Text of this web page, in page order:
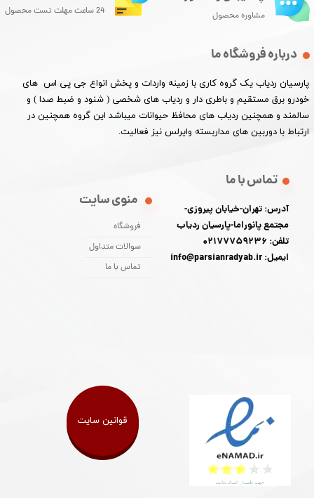
درباره فروشگاه ما
پارسیان ردیاب یک گروه کاری با زمینه واردات و پخش انواع جی پی اس های
خودرو برق مستقیم و باطری دار و ردیاب های شخصی ( شنود و ضبط صدا ) و
سالمند و همچنین ردیاب های محافظ حیوانات میباشد این گروه همچنین در
ارتباط با دوربین های مداربسته وایرلس نیز فعالیت.​​​​​​​
منوی سایت
فروشگاه
سوالات متداول
تماس با ما
تماس با ما
آدرس: تهران-خیابان پیروزی-
مجتمع پانوراما-پارسیان ردیاب
تلفن: 02177759236
ایمیل: info@parsianradyab.ir
مشاوره محصول 24 ساعت مهلت تست محصول
قوانین سایت